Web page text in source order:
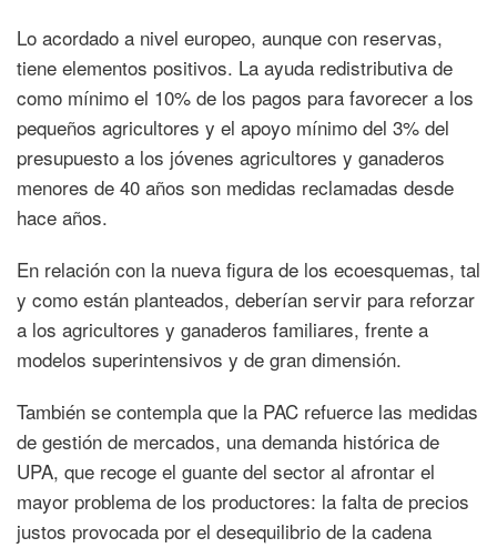
Lo acordado a nivel europeo, aunque con reservas,
tiene elementos positivos. La ayuda redistributiva de
como mínimo el 10% de los pagos para favorecer a los
pequeños agricultores y el apoyo mínimo del 3% del
presupuesto a los jóvenes agricultores y ganaderos
menores de 40 años son medidas reclamadas desde
hace años.
En relación con la nueva figura de los ecoesquemas, tal
y como están planteados, deberían servir para reforzar
a los agricultores y ganaderos familiares, frente a
modelos superintensivos y de gran dimensión.
También se contempla que la PAC refuerce las medidas
de gestión de mercados, una demanda histórica de
UPA, que recoge el guante del sector al afrontar el
mayor problema de los productores: la falta de precios
justos provocada por el desequilibrio de la cadena